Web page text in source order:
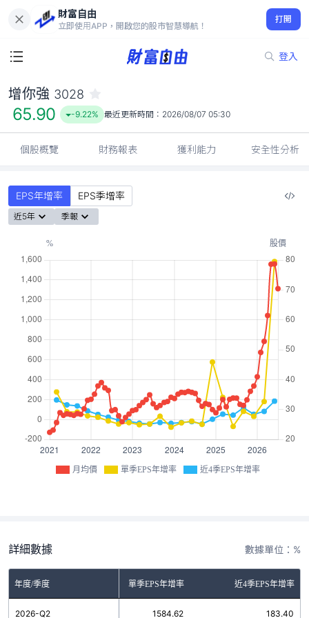
財富自由
立即使用APP，開啟您的股市智慧導航！
打開
登入
65.90
-9.22%
增你強 3028
65.90 -9.22% 最近更新時間： 2026/08/07 05:30
個股概覽 財務報表 獲利能力 安全性分析
EPS年增率 EPS季增率
近5年 季報
月均價 單季EPS年增率 近4季EPS年增率
詳細數據 數據單位：%
年度/季度 單季EPS年增率 近4季EPS年增率
2026-Q2 1584.62 183.40